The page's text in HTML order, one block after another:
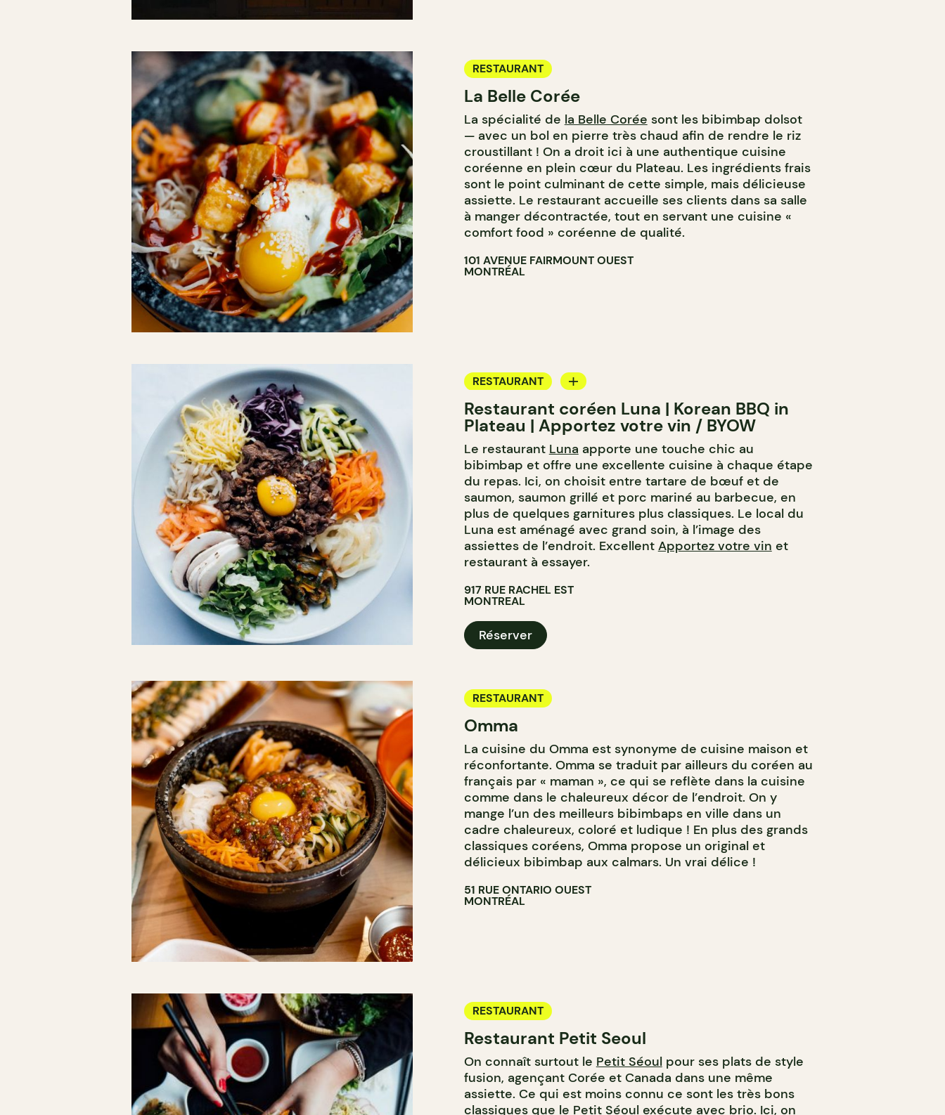
RESTAURANT
La Belle Corée
La spécialité de la Belle Corée sont les bibimbap dolsot
— avec un bol en pierre très chaud afin de rendre le riz
croustillant ! On a droit ici à une authentique cuisine
coréenne en plein cœur du Plateau. Les ingrédients frais
sont le point culminant de cette simple, mais délicieuse
assiette. Le restaurant accueille ses clients dans sa salle
à manger décontractée, tout en servant une cuisine «
comfort food » coréenne de qualité.
101 AVENUE FAIRMOUNT OUEST
MONTRÉAL
RESTAURANT
APPORTEZ VOTRE VIN
Restaurant coréen Luna | Korean BBQ in
Plateau | Apportez votre vin / BYOW
Le restaurant Luna apporte une touche chic au
bibimbap et offre une excellente cuisine à chaque étape
du repas. Ici, on choisit entre tartare de bœuf et de
saumon, saumon grillé et porc mariné au barbecue, en
plus de quelques garnitures plus classiques. Le local du
Luna est aménagé avec grand soin, à l’image des
assiettes de l’endroit. Excellent Apportez votre vin et
restaurant à essayer.
917 RUE RACHEL EST
MONTREAL
Réserver
RESTAURANT
Omma
La cuisine du Omma est synonyme de cuisine maison et
réconfortante. Omma se traduit par ailleurs du coréen au
français par « maman », ce qui se reflète dans la cuisine
comme dans le chaleureux décor de l’endroit. On y
mange l’un des meilleurs bibimbaps en ville dans un
cadre chaleureux, coloré et ludique ! En plus des grands
classiques coréens, Omma propose un original et
délicieux bibimbap aux calmars. Un vrai délice !
51 RUE ONTARIO OUEST
MONTRÉAL
RESTAURANT
Restaurant Petit Seoul
On connaît surtout le Petit Séoulpour ses plats de style
fusion, agençant Corée et Canada dans une même
assiette. Ce qui est moins connu ce sont les très bons
classiques que le Petit Séoul exécute avec brio. Ici, on